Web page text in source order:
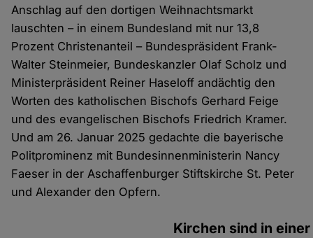
Anschlag auf den dortigen Weihnachtsmarkt
lauschten – in einem Bundesland mit nur 13,8
Prozent Christenanteil – Bundespräsident Frank-
Walter Steinmeier, Bundeskanzler Olaf Scholz und
Ministerpräsident Reiner Haseloff andächtig den
Worten des katholischen Bischofs Gerhard Feige
und des evangelischen Bischofs Friedrich Kramer.
Und am 26. Januar 2025 gedachte die bayerische
Politprominenz mit Bundesinnenministerin Nancy
Faeser in der Aschaffenburger Stiftskirche St. Peter
und Alexander den Opfern.
Kirchen sind in einer